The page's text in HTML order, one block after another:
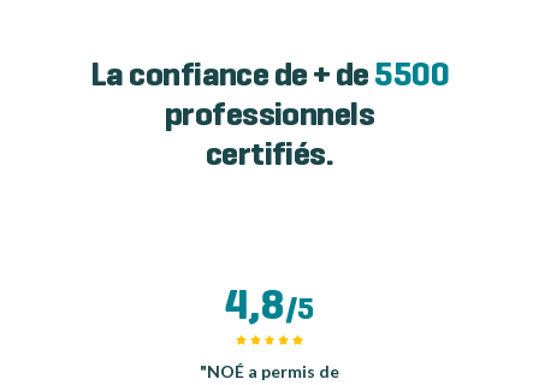
La confiance de + de 5500
professionnels
certifiés.
4,8/5
"NOÉ a permis de